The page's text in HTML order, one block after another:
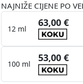
NAJNIŽE CIJENE PO
12 ml
63,00 €
100 ml
53,00 €